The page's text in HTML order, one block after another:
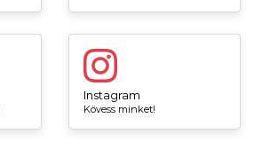
Instagram
Kövess minket!